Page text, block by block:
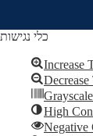
Skip to content
כלי נגישות
Increase
Decrease
Grayscale
High
Negative